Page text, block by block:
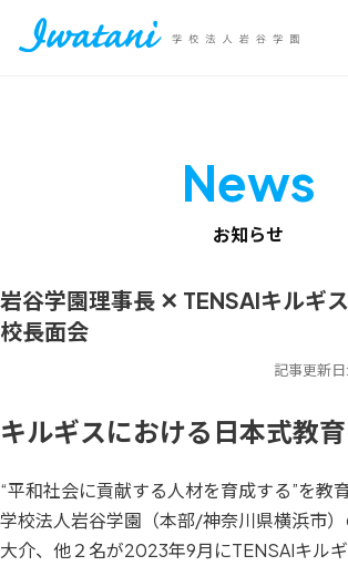
News
お知らせ
岩谷学園理事長 ✕ TENSAIキルギ
校長面会
記事更新
キルギスにおける日本式教
“平和社会に貢献する人材を育成する”を教
学校法人岩谷学園（本部/神奈川県横浜市
大介、他２名が2023年9月にTENSAIキル